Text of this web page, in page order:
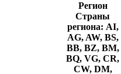
Регион
Страны
региона: AI,
AG, AW, BS,
BB, BZ, BM,
BQ, VG, CR,
CW, DM,